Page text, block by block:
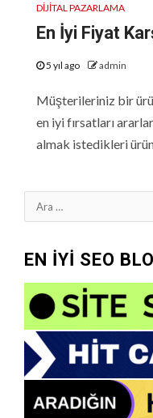
DIJITAL PAZARLAMA
En İyi Fiyat
5 yıl ago admin
Müşterileriniz bir
en iyi fırsatları
almak istedikleri
Arama:
EN İYİ SEO